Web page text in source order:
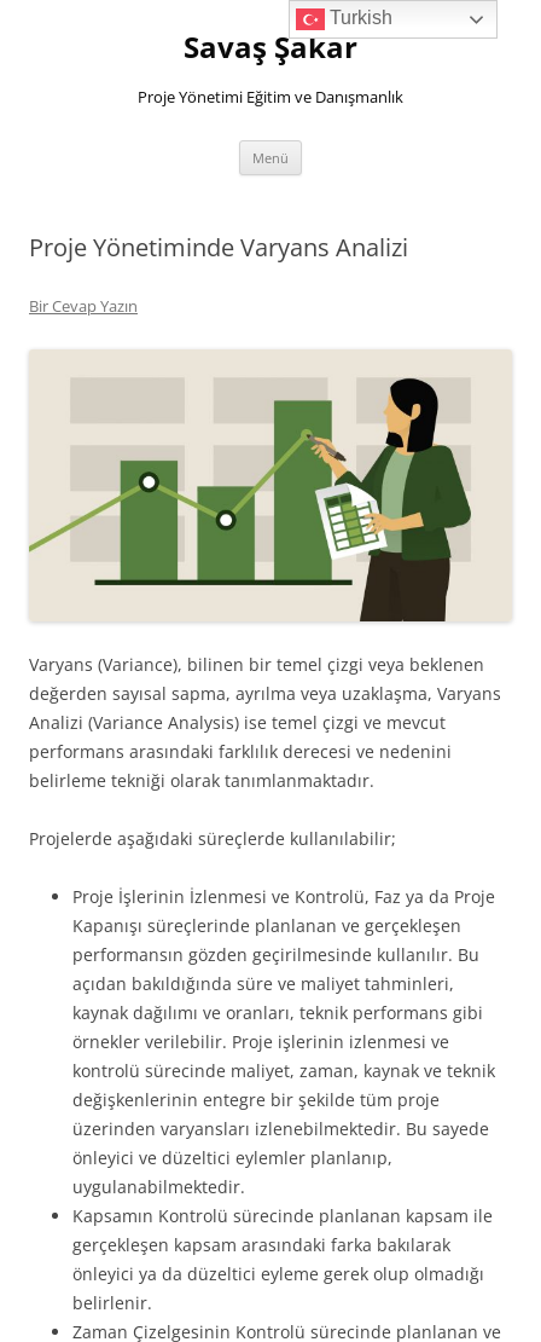
Savaş Şakar
Proje Yönetimi Eğitim ve Danışmanlık
Menü
Proje Yönetiminde Varyans Analizi
Bir Cevap Yazın
Varyans (Variance), bilinen bir temel çizgi veya beklenen
değerden sayısal sapma, ayrılma veya uzaklaşma, Varyans
Analizi (Variance Analysis) ise temel çizgi ve mevcut
performans arasındaki farklılık derecesi ve nedenini
belirleme tekniği olarak tanımlanmaktadır.
Projelerde aşağıdaki süreçlerde kullanılabilir;
Proje İşlerinin İzlenmesi ve Kontrolü, Faz ya da Proje
Kapanışı süreçlerinde planlanan ve gerçekleşen
performansın gözden geçirilmesinde kullanılır. Bu
açıdan bakıldığında süre ve maliyet tahminleri,
kaynak dağılımı ve oranları, teknik performans gibi
örnekler verilebilir. Proje işlerinin izlenmesi ve
kontrolü sürecinde maliyet, zaman, kaynak ve teknik
değişkenlerinin entegre bir şekilde tüm proje
üzerinden varyansları izlenebilmektedir. Bu sayede
önleyici ve düzeltici eylemler planlanıp,
uygulanabilmektedir.
Kapsamın Kontrolü sürecinde planlanan kapsam ile
gerçekleşen kapsam arasındaki farka bakılarak
önleyici ya da düzeltici eyleme gerek olup olmadığı
belirlenir.
Zaman Çizelgesinin Kontrolü sürecinde planlanan ve
Turkish